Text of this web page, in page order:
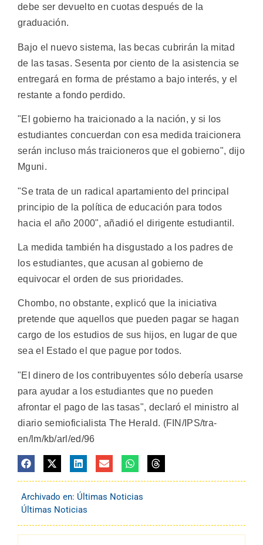
debe ser devuelto en cuotas después de la
graduación.
Bajo el nuevo sistema, las becas cubrirán la mitad
de las tasas. Sesenta por ciento de la asistencia se
entregará en forma de préstamo a bajo interés, y el
restante a fondo perdido.
"El gobierno ha traicionado a la nación, y si los
estudiantes concuerdan con esa medida traicionera
serán incluso más traicioneros que el gobierno", dijo
Mguni.
"Se trata de un radical apartamiento del principal
principio de la política de educación para todos
hacia el año 2000", añadió el dirigente estudiantil.
La medida también ha disgustado a los padres de
los estudiantes, que acusan al gobierno de
equivocar el orden de sus prioridades.
Chombo, no obstante, explicó que la iniciativa
pretende que aquellos que pueden pagar se hagan
cargo de los estudios de sus hijos, en lugar de que
sea el Estado el que pague por todos.
"El dinero de los contribuyentes sólo debería usarse
para ayudar a los estudiantes que no pueden
afrontar el pago de las tasas", declaró el ministro al
diario semioficialista The Herald. (FIN/IPS/tra-
en/lm/kb/arl/ed/96
Archivado en: Últimas Noticias
Últimas Noticias